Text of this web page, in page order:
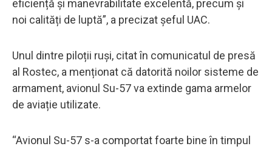
eficiență și manevrabilitate excelentă, precum și
noi calități de luptă”, a precizat șeful UAC.
Unul dintre piloții ruși, citat în comunicatul de presă
al Rostec, a menționat că datorită noilor sisteme de
armament, avionul Su-57 va extinde gama armelor
de aviație utilizate.
“Avionul Su-57 s-a comportat foarte bine în timpul